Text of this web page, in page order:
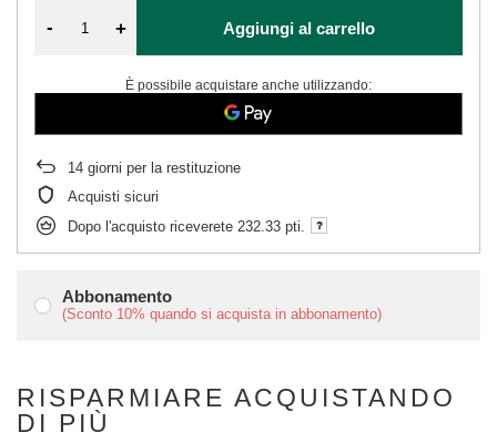
Abbonamento
(Sconto 10% quando si acquista in abbonamento)
- + Aggiungi al carrello
È possibile acquistare anche utilizzando:
14 giorni per la restituzione
Acquisti sicuri
Dopo l'acquisto riceverete 232.33 pti.
RISPARMIARE ACQUISTANDO
DI PIÙ